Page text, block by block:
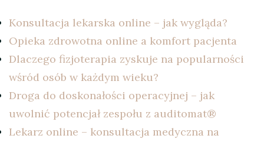
Konsultacja lekarska online – jak wygląda?
Opieka zdrowotna online a komfort pacjenta
Dlaczego fizjoterapia zyskuje na popularności
wśród osób w każdym wieku?
Droga do doskonałości operacyjnej – jak
uwolnić potencjał zespołu z auditomat®
Lekarz online – konsultacja medyczna na